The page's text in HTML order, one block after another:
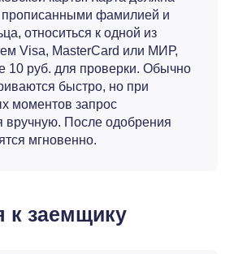
прописанными фамилией и
относиться к одной из
Visa, MasterCard или МИР,
10 руб. для проверки. Обычно
быстро, но при
моментов запрос
вручную. После одобрения
мгновенно.
к заемщику